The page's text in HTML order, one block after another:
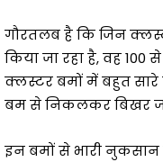
गौरतलब है कि जिन
किया जा रहा है, वह 100
क्लस्टर बमों में बहुत
बम से निकलकर बिखर
इन बमों से भारी